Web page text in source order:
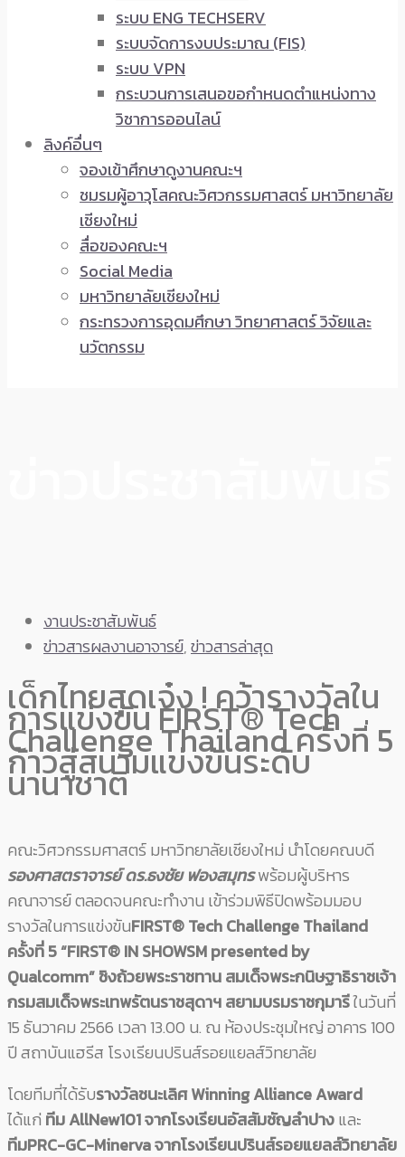
ระบบ ENG TECHSERV
ระบบจัดการงบประมาณ (FIS)
ระบบ VPN
กระบวนการเสนอขอกำหนดตำแหน่งทาง
วิชาการออนไลน์
ลิงค์อื่นๆ
จองเข้าศึกษาดูงานคณะฯ
ชมรมผู้อาวุโสคณะวิศวกรรมศาสตร์ มหาวิทยาลัย
เชียงใหม่
สื่อของคณะฯ
Social Media
มหาวิทยาลัยเชียงใหม่
กระทรวงการอุดมศึกษา วิทยาศาสตร์ วิจัยและ
นวัตกรรม
งานประชาสัมพันธ์
ข่าวสารผลงานอาจารย์,ข่าวสารล่าสุด
เด็กไทยสุดเจ๋ง ! คว้ารางวัลใน
การแข่งขัน FIRST® Tech
Challenge Thailand ครั้งที่ 5
ก้าวสู่สนามแข่งขันระดับ
นานาชาติ
คณะวิศวกรรมศาสตร์ มหาวิทยาลัยเชียงใหม่ นำโดยคณบดี
รองศาสตราจารย์ ดร.ธงชัย ฟองสมุทรพร้อมผู้บริหาร
คณาจารย์ ตลอดจนคณะทำงาน เข้าร่วมพิธีปิดพร้อมมอบ
รางวัลในการแข่งขันFIRST® Tech Challenge Thailand
ครั้งที่ 5 “FIRST® IN SHOWSM presented by
Qualcomm”ชิงถ้วยพระราชทาน สมเด็จพระกนิษฐาธิราชเจ้า
กรมสมเด็จพระเทพรัตนราชสุดาฯ สยามบรมราชกุมารีในวันที่
15 ธันวาคม 2566 เวลา 13.00 น. ณ ห้องประชุมใหญ่ อาคาร 100
ปี สถาบันแฮรีส โรงเรียนปรินส์รอยแยลส์วิทยาลัย
โดยทีมที่ได้รับรางวัลชนะเลิศWinning Alliance Award
ได้แก่ ทีม AllNew101 จากโรงเรียนอัสสัมชัญลำปางและ
ทีมPRC-GC-Minerva จากโรงเรียนปรินส์รอยแยลส์วิทยาลัย